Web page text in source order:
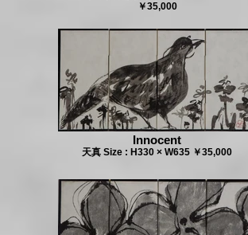
￥35,000
Innocent
天真 Size : H330 × W635 ￥35,000